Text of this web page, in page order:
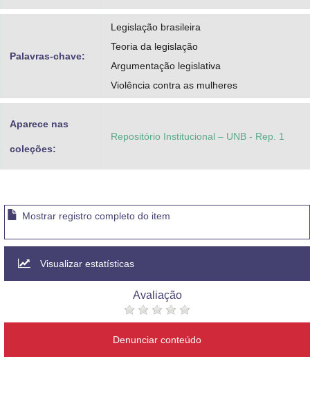
Palavras-chave:
Legislação brasileira
Teoria da legislação
Argumentação legislativa
Violência contra as mulheres
Aparece nas
coleções:
Repositório Institucional – UNB - Rep. 1
Mostrar registro completo do item
Visualizar estatísticas
Avaliação
Denunciar conteúdo